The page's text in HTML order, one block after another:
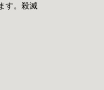
す。殺滅